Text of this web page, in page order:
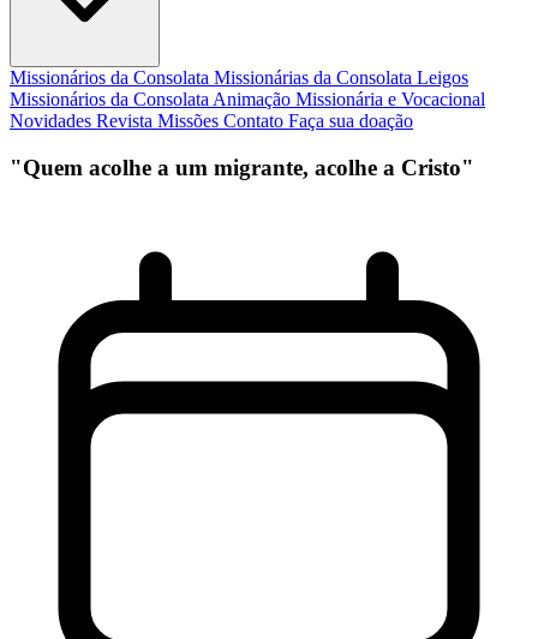
Missionários da Consolata Missionárias da Consolata Leigos
Missionários da Consolata Animação Missionária e Vocacional
Novidades Revista Missões Contato Faça sua doação
"Quem acolhe a um migrante, acolhe a Cristo"